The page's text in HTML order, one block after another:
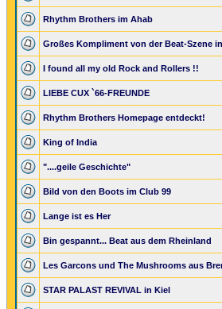
Rhythm Brothers im Ahab
Großes Kompliment von der Beat-Szene
I found all my old Rock and Rollers !!
LIEBE CUX `66-FREUNDE
Rhythm Brothers Homepage entdeckt!
King of India
"....geile Geschichte"
Bild von den Boots im Club 99
Lange ist es Her
Bin gespannt... Beat aus dem Rheinland
Les Garcons und The Mushrooms aus
STAR PALAST REVIVAL in Kiel